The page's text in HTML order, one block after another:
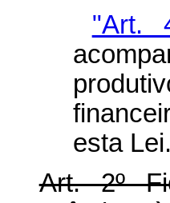
"Art.
esta
Art. 2º